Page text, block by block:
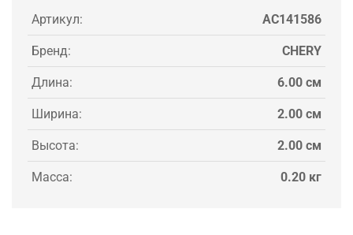
Артикул: AC141586
Бренд: CHERY
Длина: 6.00 см
Ширина: 2.00 см
Высота: 2.00 см
Масса: 0.20 кг